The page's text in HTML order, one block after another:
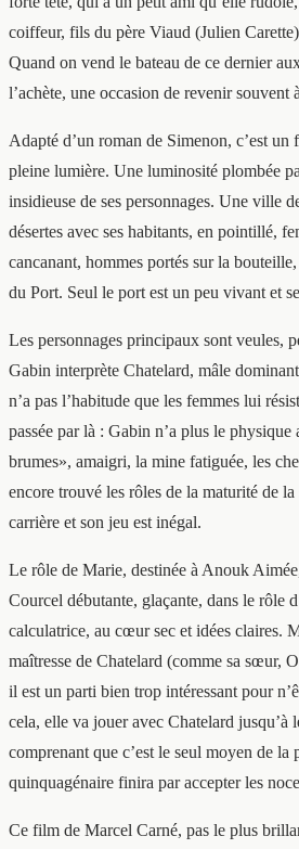
coiffeur, fils du père Viaud (Julien
Quand on vend le bateau de ce dernier
l’achète, une occasion de revenir
Adapté d’un roman de Simenon, c’est un
pleine lumière. Une luminosité plombée
insidieuse de ses personnages. Une ville
désertes avec ses habitants, en pointillé,
cancanant, hommes portés sur la
du Port. Seul le port est un peu vivant et
Les personnages principaux sont veules,
Gabin interprète Chatelard, mâle
n’a pas l’habitude que les femmes lui
passée par là : Gabin n’a plus le physique
brumes», amaigri, la mine fatiguée, les
encore trouvé les rôles de la maturité de la
carrière et son jeu est inégal.
Le rôle de Marie, destinée à Anouk
Courcel débutante, glaçante, dans le rôle
calculatrice, au cœur sec et idées claires.
maîtresse de Chatelard (comme sa sœur,
il est un parti bien trop intéressant pour
cela, elle va jouer avec Chatelard jusqu’à
comprenant que c’est le seul moyen de la
quinquagénaire finira par accepter les
Ce film de Marcel Carné, pas le plus